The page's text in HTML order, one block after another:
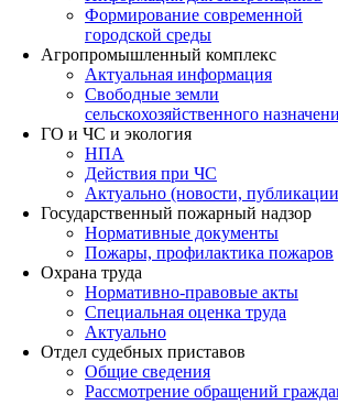
Формирование современной
городской среды
Агропромышленный комплекс
Актуальная информация
Свободные земли
сельскохозяйственного
ГО и ЧС и экология
НПА
Действия при ЧС
Актуально (новости,
Государственный пожарный надзор
Нормативные документы
Пожары, профилактика пожаров
Охрана труда
Нормативно-правовые акты
Специальная оценка труда
Актуально
Отдел судебных приставов
Общие сведения
Рассмотрение обращений